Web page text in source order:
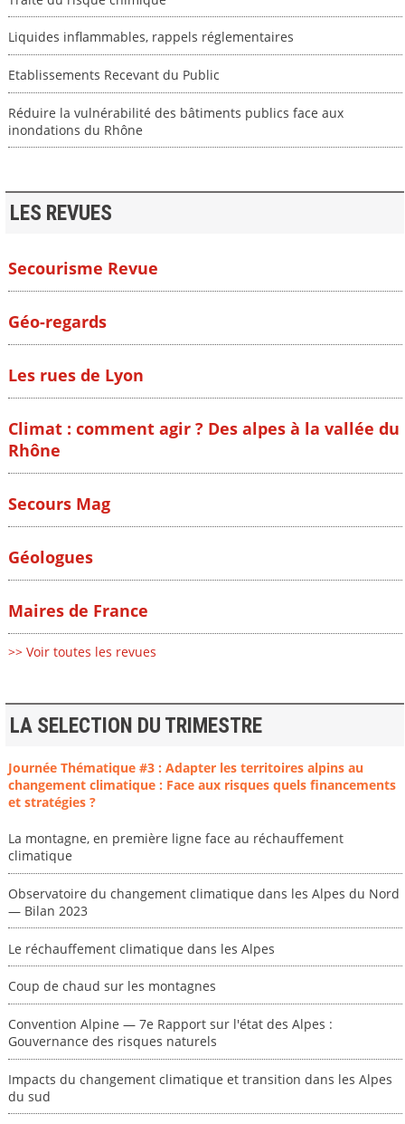
Liquides inflammables, rappels réglementaires
Etablissements Recevant du Public
Réduire la vulnérabilité des bâtiments publics face aux
inondations du Rhône
LES REVUES
Secourisme Revue
Géo-regards
Les rues de Lyon
Climat : comment agir ? Des alpes à la vallée du
Rhône
Secours Mag
Géologues
Maires de France
>> Voir toutes les revues
LA SELECTION DU TRIMESTRE
Journée Thématique #3 : Adapter les territoires alpins au
changement climatique : Face aux risques quels financements
et stratégies ?
La montagne, en première ligne face au réchauffement
climatique
Observatoire du changement climatique dans les Alpes du Nord
— Bilan 2023
Le réchauffement climatique dans les Alpes
Coup de chaud sur les montagnes
Convention Alpine — 7e Rapport sur l'état des Alpes :
Gouvernance des risques naturels
Impacts du changement climatique et transition dans les Alpes
du sud